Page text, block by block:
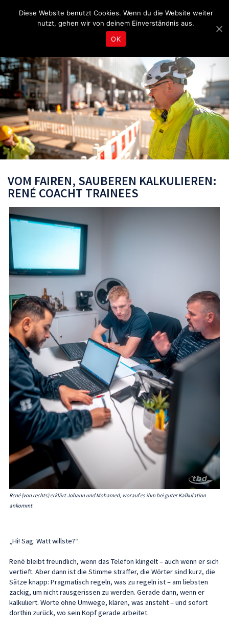
VOM FAIREN, SAUBEREN KALKULIEREN:
RENÉ COACHT TRAINEES
René (von rechts) erklärt Johann und Mohamed, worauf es ihm bei guter Kalkulation
ankommt.
„Hi! Sag: Watt willste?“
René bleibt freundlich, wenn das Telefon klingelt – auch wenn er sich
vertieft. Aber dann ist die Stimme straffer, die Wörter sind kurz, die
Sätze knapp: Pragmatisch regeln, was zu regeln ist – am liebsten
zackig, um nicht rausgerissen zu werden. Gerade dann, wenn er
kalkuliert. Worte ohne Umwege, klären, was ansteht – und sofort
dorthin zurück, wo sein Kopf gerade arbeitet.
Diese Website benutzt Cookies. Wenn du die Website weiter
nutzt, gehen wir von deinem Einverständnis aus.
OK